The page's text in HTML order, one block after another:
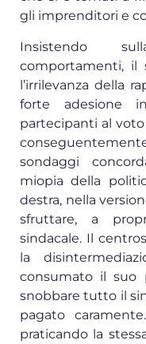
gli imprenditori e
Insistendo
comportamenti, il
l’irrilevanza della
forte
partecipanti al voto
sondaggi
miopia della
destra, nella
sfruttare, a
sindacale. Il
la
consumato il suo
snobbare tutto il
pagato
praticando la